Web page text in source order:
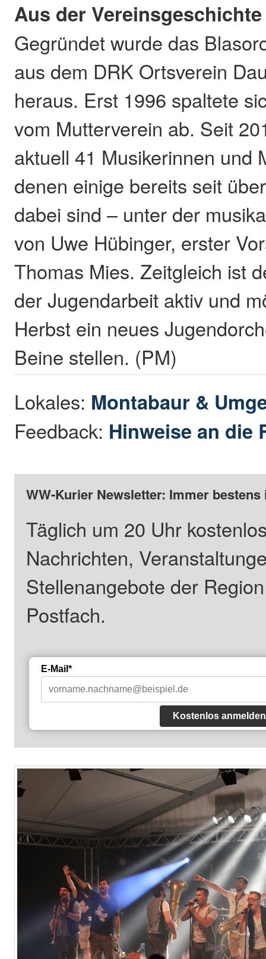
Aus der Vereinsgeschichte
Gegründet wurde das
aus dem DRK Ortsverein
heraus. Erst 1996 spaltete
vom Mutterverein ab. Seit
aktuell 41 Musikerinnen und
denen einige bereits seit
dabei sind – unter der
von Uwe Hübinger, erster
Thomas Mies. Zeitgleich ist
der Jugendarbeit aktiv und
Herbst ein neues
Beine stellen. (PM)
Lokales: Montabaur &
Feedback: Hinweise an die
WW-Kurier Newsletter: Immer
Täglich um 20 Uhr
Nachrichten,
Stellenangebote der
Postfach.
E-Mail*
Kostenlos anmelden